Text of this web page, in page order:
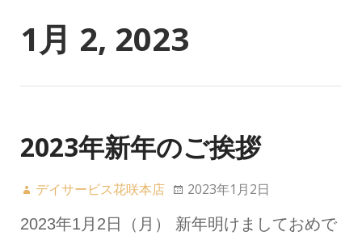
1月 2, 2023
2023年新年のご挨拶
デイサービス花咲本店
2023年1月2日
2023年1月2日（月） 新年明けましておめで